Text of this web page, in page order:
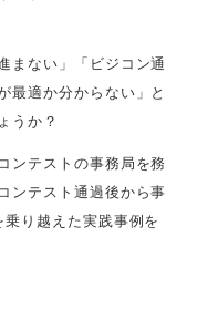
まない」「ビジコン通
最適か分からない」と
うか？
ンテストの事務局を務
ンテスト通過後から事
り越えた実践事例を